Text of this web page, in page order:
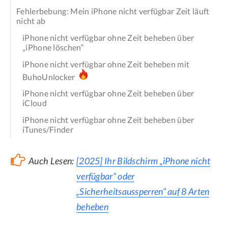
Fehlerbebung: Mein iPhone nicht verfügbar Zeit läuft
nicht ab
iPhone nicht verfügbar ohne Zeit beheben über
„iPhone löschen“
iPhone nicht verfügbar ohne Zeit beheben mit
BuhoUnlocker
iPhone nicht verfügbar ohne Zeit beheben über
iCloud
iPhone nicht verfügbar ohne Zeit beheben über
iTunes/Finder
Auch Lesen: [2025] Ihr Bildschirm „iPhone nicht
verfügbar“ oder
„Sicherheitsaussperren“ auf 8 Arten
beheben